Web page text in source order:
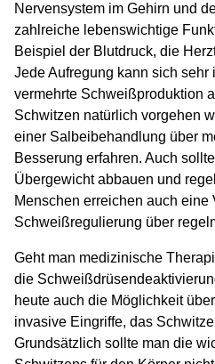
Nervensystem im Gehirn und
zahlreiche lebenswichtige
Beispiel der Blutdruck, die
Jede Aufregung kann sich
vermehrte Schweißproduktion
Schwitzen natürlich vorgehen
einer Salbeibehandlung über
Besserung erfahren. Auch
Übergewicht abbauen und
Menschen erreichen auch eine
Schweißregulierung über
Geht man medizinische
die
heute auch die Möglichkeit
invasive Eingriffe, das
Grundsätzlich sollte man die